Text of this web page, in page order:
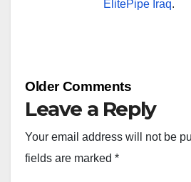
ElitePipe Iraq.
Comment
Older Comments
Leave a Reply
Your email address will not be
fields are marked *